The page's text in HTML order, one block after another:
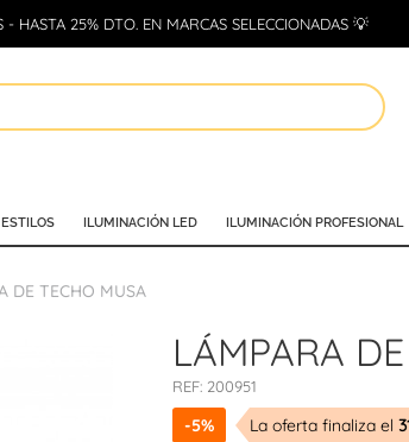
- HASTA 25% DTO. EN MARCAS SELECCIONADAS 💡
ESTILOS ILUMINACIÓN LED ILUMINACIÓN PROFESIONAL
DE TECHO MUSA
LÁMPARA
REF: 200951
-5% La oferta finaliza el